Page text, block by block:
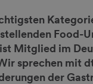
Food-
Mitglied im
sprechen mit
der